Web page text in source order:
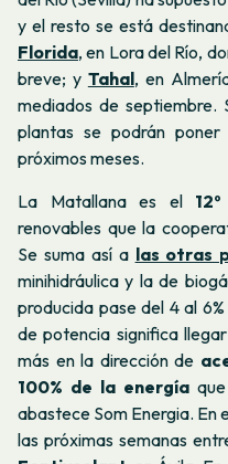
y el resto se está
Florida, en Lora del Río,
breve; y Tahal, en
mediados de septiembre.
plantas se podrán
próximos meses.
La Matallana es el
renovables que la
Se suma así a las otras
minihidráulica y la de
producida pase del 4 al
de potencia significa
más en la dirección de
100% de la energía
abastece Som Energia. En
las próximas semanas